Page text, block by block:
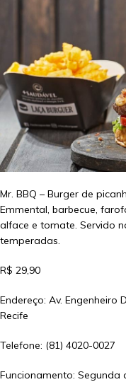
Mr. BBQ – Burger de
Emmental, barbecue,
alface e tomate. Servido
temperadas.
R$ 29,90
Endereço: Av. Engenheiro
Recife
Telefone: (81) 4020-0027
Funcionamento: Segunda